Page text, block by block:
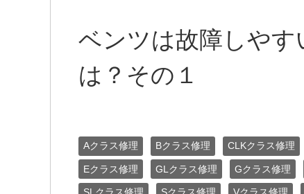
ベンツは故障しやす
は？その１
Aクラス修理 Bクラス修理 CLKクラス修理
Eクラス修理 GLクラス修理 Gクラス修理